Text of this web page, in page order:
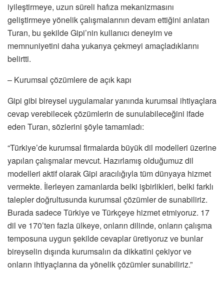
iyileştirmeye, uzun süreli hafıza mekanizmasını
geliştirmeye yönelik çalışmalarının devam ettiğini anlatan
Turan, bu şekilde Gipi’nin kullanıcı deneyim ve
memnuniyetini daha yukarıya çekmeyi amaçladıklarını
belirtti.
– Kurumsal çözümlere de açık kapı
Gipi gibi bireysel uygulamalar yanında kurumsal ihtiyaçlara
cevap verebilecek çözümlerin de sunulabileceğini ifade
eden Turan, sözlerini şöyle tamamladı:
“Türkiye’de kurumsal firmalarda büyük dil modelleri üzerine
yapılan çalışmalar mevcut. Hazırlamış olduğumuz dil
modelleri aktif olarak Gipi aracılığıyla tüm dünyaya hizmet
vermekte. İlerleyen zamanlarda belki işbirlikleri, belki farklı
talepler doğrultusunda kurumsal çözümler de sunabiliriz.
Burada sadece Türkiye ve Türkçeye hizmet etmiyoruz. 17
dil ve 170’ten fazla ülkeye, onların dilinde, onların çalışma
temposuna uygun şekilde cevaplar üretiyoruz ve bunlar
bireyselin dışında kurumsalın da dikkatini çekiyor ve
onların ihtiyaçlarına da yönelik çözümler sunabiliriz.”